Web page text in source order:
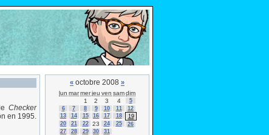
Checker
en 1995.
« octobre 2008 »
lun marmerjeu ven samdim
1
2 3 4
5
6
7 8 9 10 11
12
13
14 15 16 17 18
19
20
21 22 23 24 25
26
27
28 29 30 31